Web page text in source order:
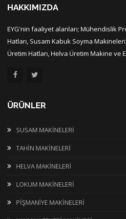
HAKKIMIZDA
EYG'nin faaliyet alanları; Mühendislik
Hatları, Susam Kabuk Soyma
Üretim Hatları, Helva Üretim Makine ve
ÜRÜNLER
SUSAM MAKİNELERİ
TAHİN MAKİNELERİ
HELVA MAKİNELERİ
LOKUM MAKİNELERİ
PİŞMANİYE MAKİNELERİ